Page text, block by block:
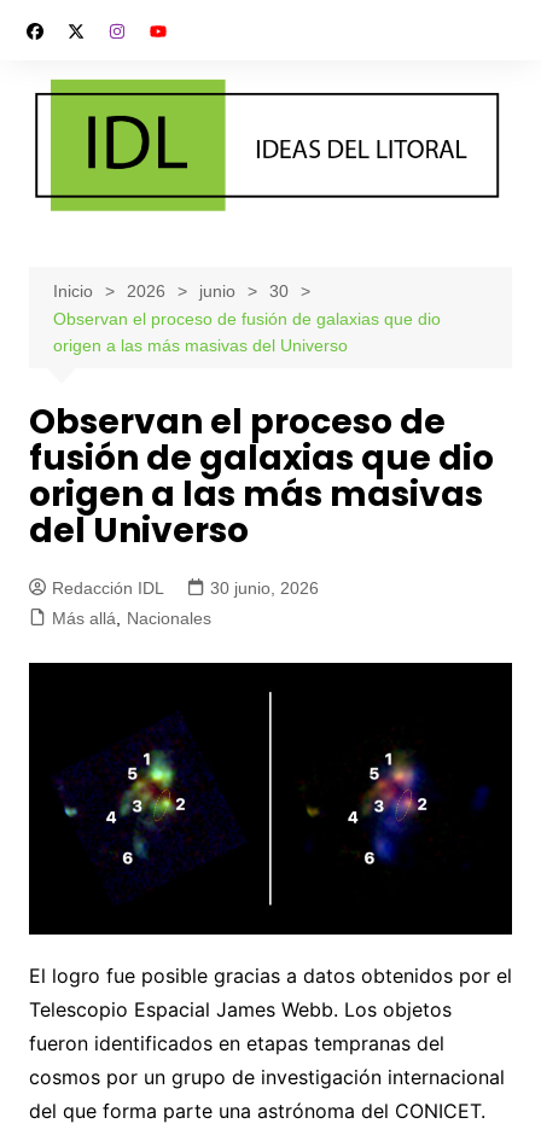
contenido
Inicio 2026 junio
30
Observan el proceso de fusión de galaxias que dio
origen a las más masivas del Universo
Observan el proceso de
fusión de galaxias que dio
origen a las más masivas
del Universo
Redacción IDL
30 junio, 2026
Más allá, Nacionales
El logro fue posible gracias a datos obtenidos por el
Telescopio Espacial James Webb. Los objetos
fueron identificados en etapas tempranas del
cosmos por un grupo de investigación internacional
del que forma parte una astrónoma del CONICET.